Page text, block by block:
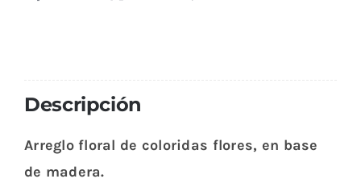
Descripción
Arreglo floral de coloridas flores, en base
de madera.